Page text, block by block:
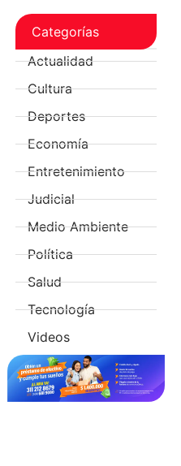
Categorías
Actualidad
Cultura
Deportes
Economía
Entretenimiento
Judicial
Medio Ambiente
Política
Salud
Tecnología
Videos